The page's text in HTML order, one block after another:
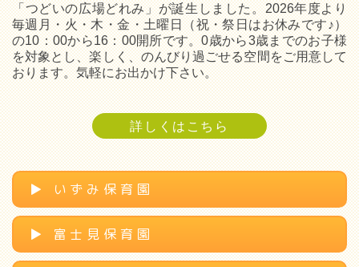
「つどいの広場どれみ」が誕生しました。2026年度より
毎週月・火・木・金・土曜日（祝・祭日はお休みです♪）
の10：00から16：00開所です。0歳から3歳までのお子様
を対象とし、楽しく、のんびり過ごせる空間をご用意して
おります。気軽にお出かけ下さい。
詳しくはこちら
▶︎ いずみ保育園
▶︎ 富士見保育園